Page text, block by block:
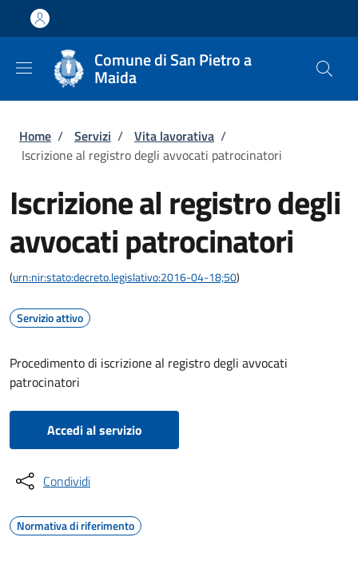
Salta al contenuto principale
Skip to footer content
Comune di San Pietro a
Maida
Briciole di pane
Home / Servizi / Vita lavorativa /
Iscrizione al registro degli avvocati patrocinatori
Iscrizione al registro degli
avvocati patrocinatori
(urn:nir:stato:decreto.legislativo:2016-04-18;50)
Servizio attivo
Procedimento di iscrizione al registro degli avvocati
patrocinatori
Accedi al servizio
Condividi
Normativa di riferimento